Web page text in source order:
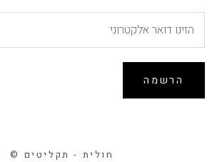
הרשמה
© חולית - תקליטים